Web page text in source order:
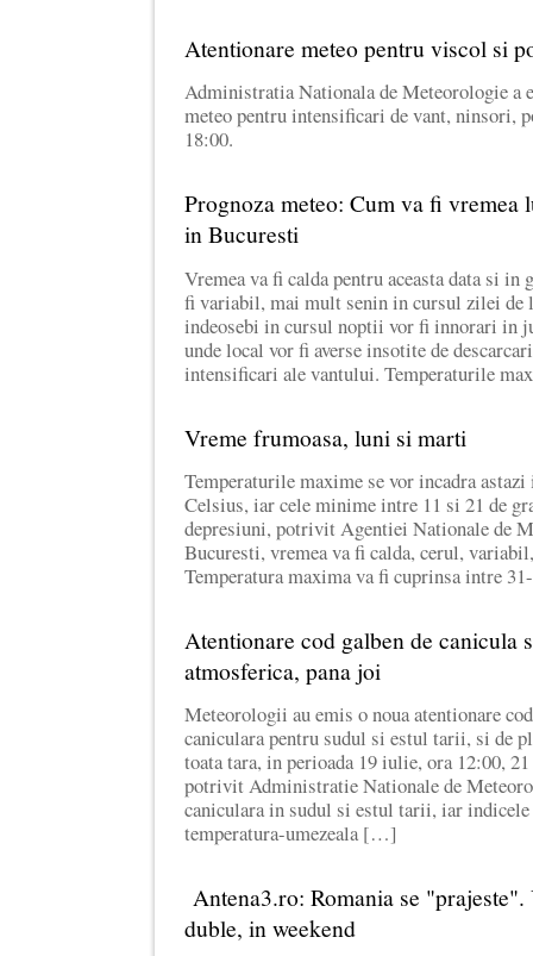
Atentionare meteo pentru viscol si
Administratia Nationala de Meteorologie a
meteo pentru intensificari de vant, ninsori,
18:00.
Prognoza meteo: Cum va fi vremea
in Bucuresti
Vremea va fi calda pentru aceasta data si in
fi variabil, mai mult senin in cursul zilei de
indeosebi in cursul noptii vor fi innorari in
unde local vor fi averse insotite de
intensificari ale vantului. Temperaturile
Vreme frumoasa, luni si marti
Temperaturile maxime se vor incadra
Celsius, iar cele minime intre 11 si 21 de
depresiuni, potrivit Agentiei Nationale de
Bucuresti, vremea va fi calda, cerul,
Temperatura maxima va fi cuprinsa intre
Atentionare cod galben de canicula
atmosferica, pana joi
Meteorologii au emis o noua atentionare
caniculara pentru sudul si estul tarii, si de
toata tara, in perioada 19 iulie, ora 12:00,
potrivit Administratie Nationale de
caniculara in sudul si estul tarii, iar
temperatura-umezeala […]
Antena3.ro: Romania se
duble, in weekend